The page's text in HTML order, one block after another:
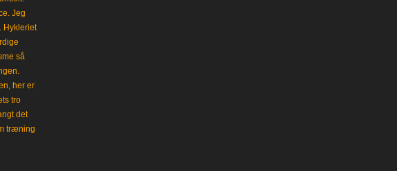
Jeg
Hykleriet
så
her er
tro
det
træning